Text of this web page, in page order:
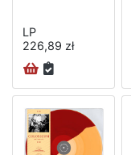
LP
226,89 zł